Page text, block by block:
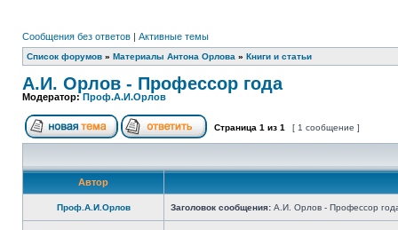
Сообщения без ответов | Активные темы
Список форумов » Материалы Антона Орлова » Книги и статьи
А.И. Орлов - Профессор года
Модератор:Проф.А.И.Орлов
Страница 1 из 1 [ 1 сообщение ]
Автор
Проф.А.И.Орлов Заголовок сообщения: А.И. Орлов - Профессор